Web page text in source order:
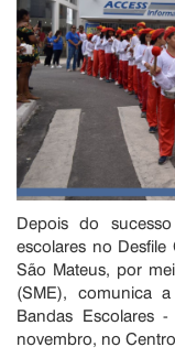
Depois do
escolares no
São Mateus, por
(SME), comunica
Bandas Escolares
novembro, no